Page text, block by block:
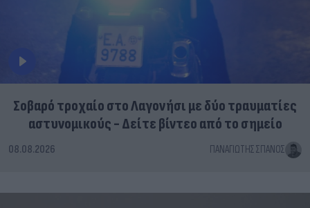
Σοβαρό τροχαίο στο Λαγονήσι με δύο τραυματίες
αστυνομικούς - Δείτε βίντεο από το σημείο
08.08.2026 ΠΑΝΑΓΙΏΤΗΣ ΣΠΑΝΌΣ